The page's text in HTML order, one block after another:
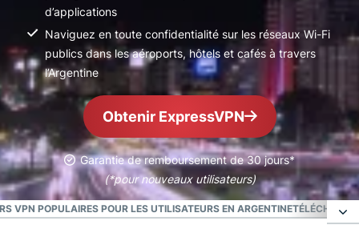
d’applications
Naviguez en toute confidentialité sur les réseaux Wi-Fi
publics dans les aéroports, hôtels et cafés à travers
l’Argentine
Obtenir ExpressVPN
Garantie de remboursement de 30 jours*
(*pour nouveaux utilisateurs)
VPN POPULAIRES POUR LES UTILISATEURS EN ARGENTINE